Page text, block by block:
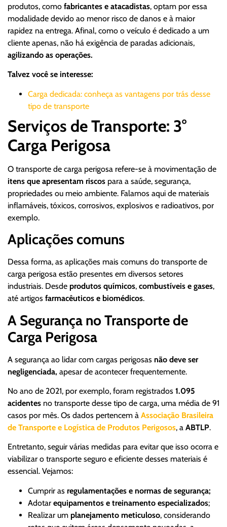
produtos, como fabricantes e atacadistas, optam por essa
modalidade devido ao menor risco de danos e à maior
rapidez na entrega. Afinal, como o veículo é dedicado a um
cliente apenas, não há exigência de paradas adicionais,
agilizando as operações.
Talvez você se interesse:
Carga dedicada: conheça as vantagens por trás desse
tipo de transporte
Serviços de Transporte: 3°
Carga Perigosa
O transporte de carga perigosa refere-se à movimentação de
itens que apresentam riscos para a saúde, segurança,
propriedades ou meio ambiente. Falamos aqui de materiais
inflamáveis, tóxicos, corrosivos, explosivos e radioativos, por
exemplo.
Aplicações comuns
Dessa forma, as aplicações mais comuns do transporte de
carga perigosa estão presentes em diversos setores
industriais. Desde produtos químicos, combustíveis e gases,
até artigos farmacêuticos e biomédicos.
A Segurança no Transporte de
Carga Perigosa
A segurança ao lidar com cargas perigosas não deve ser
negligenciada, apesar de acontecer frequentemente.
No ano de 2021, por exemplo, foram registrados 1.095
acidentes no transporte desse tipo de carga, uma média de 91
casos por mês. Os dados pertencem à Associação Brasileira
de Transporte e Logística de Produtos Perigosos, a ABTLP.
Entretanto, seguir várias medidas para evitar que isso ocorra e
viabilizar o transporte seguro e eficiente desses materiais é
essencial. Vejamos:
Cumprir as regulamentações e normas de segurança;
Adotar equipamentos e treinamento especializados;
Realizar um planejamento meticuloso, considerando